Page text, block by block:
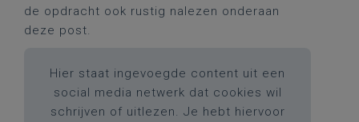
de opdracht ook rustig nalezen onderaan
deze post.
Hier staat ingevoegde content uit een
social media netwerk dat cookies wil
schrijven of uitlezen. Je hebt hiervoor